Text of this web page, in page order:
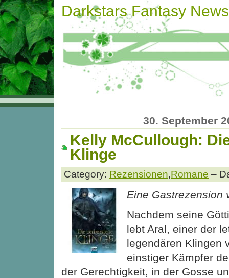
Darkstars Fantasy News
30. September
Kelly McCullough:
Klinge
Category: Rezensionen,Romane –
Eine Gastrezension
Nachdem seine
lebt Aral, einer der
legendären Klingen
einstiger Kämpfer
der Gerechtigkeit, in der Gosse